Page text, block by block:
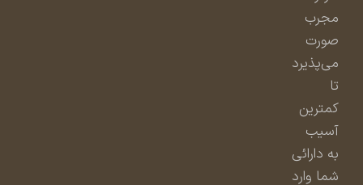
مجرب
صورت
می‌پذیرد
کمترین
آسیب
به دارائی
شما وارد